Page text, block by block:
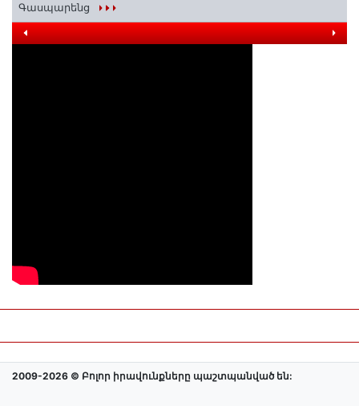
Գասպարենց
2009-2026 © Բոլոր իրավունքները պաշտպանված են: